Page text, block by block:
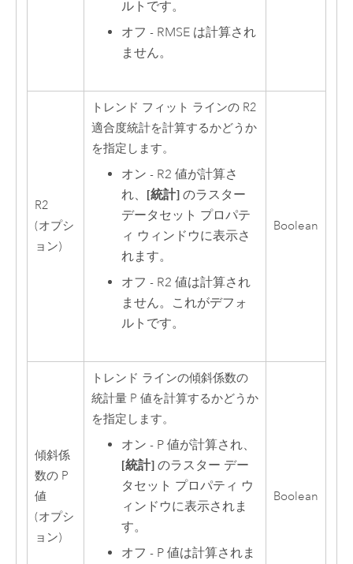
ルトです。
オフ - RMSE は計算され
ません。
R2
(オプシ
ョン)
トレンド フィット ラインの R2
適合度統計を計算するかどうか
を指定します。
オン - R2 値が計算さ
れ、 [統計] のラスター
データセット プロパテ
ィ ウィンドウに表示さ
れます。
オフ - R2 値は計算され
ません。これがデフォ
ルトです。
Boolean
傾斜係
数の P
値
(オプシ
ョン)
トレンド ラインの傾斜係数の
統計量 P 値を計算するかどうか
を指定します。
オン - P 値が計算され、
[統計] のラスター デー
タセット プロパティ ウ
ィンドウに表示されま
す。
オフ - P 値は計算されま
Boolean